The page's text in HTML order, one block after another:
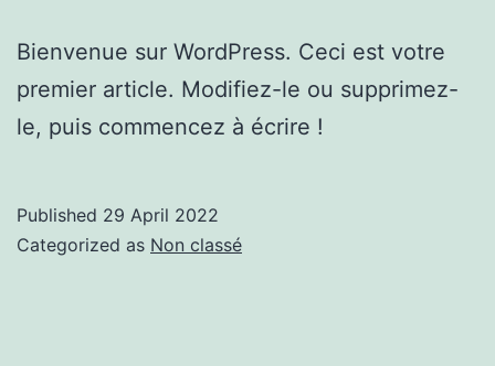
Bienvenue sur WordPress. Ceci est votre
premier article. Modifiez-le ou supprimez-
le, puis commencez à écrire !
Published 29 April 2022
Categorized as Non classé